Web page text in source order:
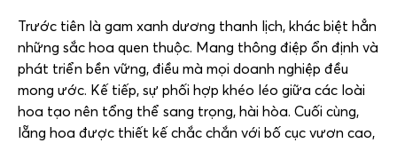
Trước tiên là gam xanh dương thanh lịch, khác biệt hẳn
những sắc hoa quen thuộc. Mang thông điệp ổn định và
phát triển bền vững, điều mà mọi doanh nghiệp đều
mong ước. Kế tiếp, sự phối hợp khéo léo giữa các loài
hoa tạo nên tổng thể sang trọng, hài hòa. Cuối cùng,
lẵng hoa được thiết kế chắc chắn với bố cục vươn cao,